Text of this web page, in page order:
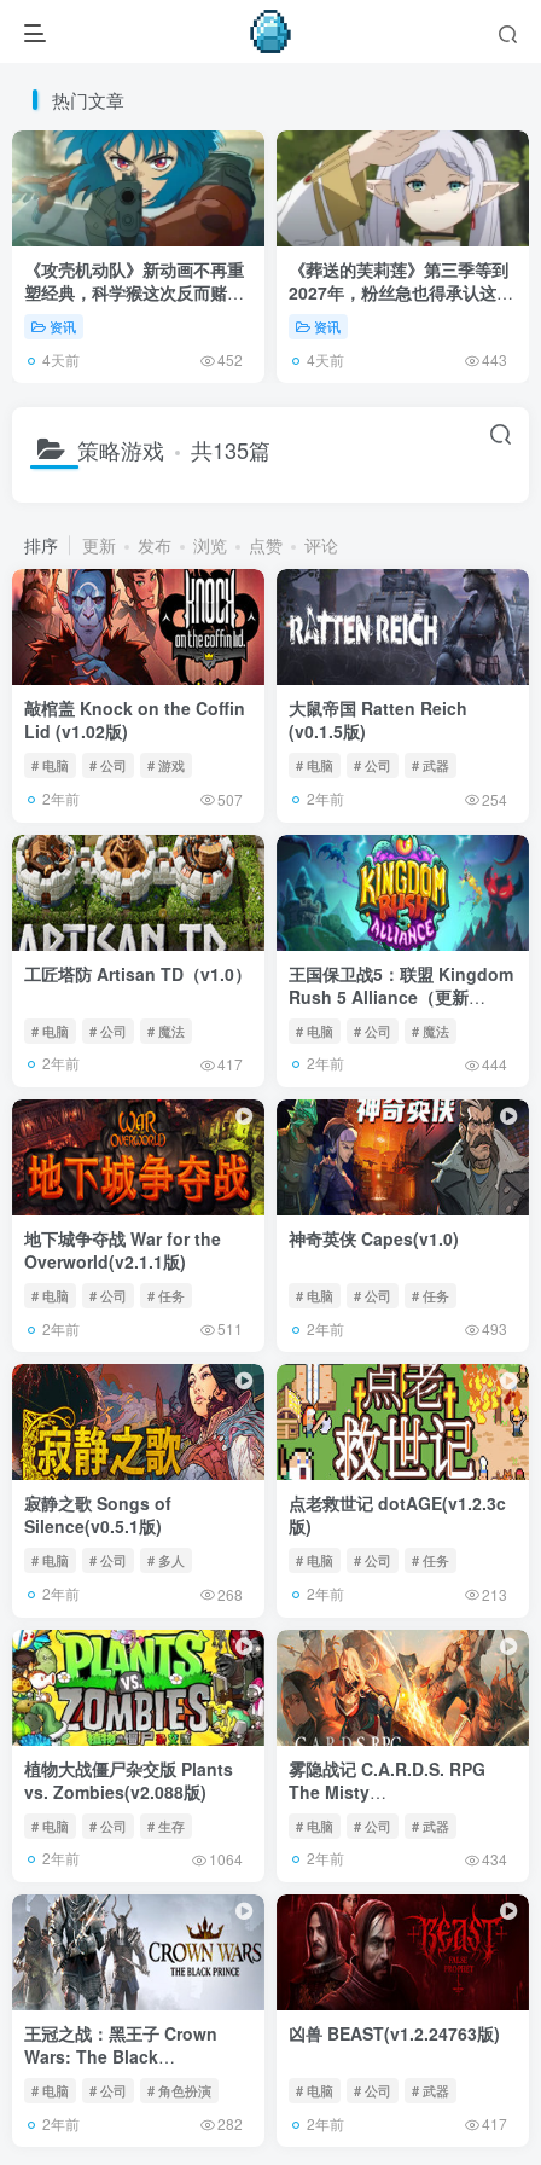
热门文章
《攻壳机动队》新动画不再重
塑经典，科学猴这次反而赌对
了！资讯
4天前 452
《葬送的芙莉莲》第三季等到
2027年，粉丝急也得承认这次
慢得有道理！
资讯
4天前 443
策略游戏 共135篇
排序 更新 发布 浏览 点赞 评论
敲棺盖 Knock on the Coffin
Lid (v1.02版)
# 电脑 # 公司 # 游戏
2年前 507
大鼠帝国 Ratten Reich
(v0.1.5版)
# 电脑 # 公司 # 武器
2年前 254
工匠塔防 Artisan TD（v1.0）
# 电脑 # 公司 # 魔法
2年前 417
王国保卫战5：联盟 Kingdom
Rush 5 Alliance（更新
v1.01.06）
# 电脑 # 公司 # 魔法
2年前 444
地下城争夺战 War for the
Overworld(v2.1.1版)
# 电脑 # 公司 # 任务
2年前 511
神奇英侠 Capes(v1.0)
# 电脑 # 公司 # 任务
2年前 493
寂静之歌 Songs of
Silence(v0.5.1版)
# 电脑 # 公司 # 多人
2年前 268
点老救世记 dotAGE(v1.2.3c
版)
# 电脑 # 公司 # 任务
2年前 213
植物大战僵尸杂交版 Plants
vs. Zombies(v2.088版)
# 电脑 # 公司 # 生存
2年前 1064
雾隐战记 C.A.R.D.S. RPG
The Misty
Battlefield（v1.0）
# 电脑 # 公司 # 武器
2年前 434
王冠之战：黑王子 Crown
Wars: The Black
Prince（v1.0）
# 电脑 # 公司 # 角色扮演
2年前 282
凶兽 BEAST(v1.2.24763版)
# 电脑 # 公司 # 武器
2年前 417